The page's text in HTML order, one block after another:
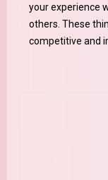
your experience
others. These
competitive and